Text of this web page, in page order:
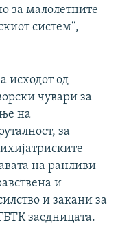
за малолетните
систем“,
исходот од
чувари за
на
за
на ранливи
и
и закани за
заедницата.